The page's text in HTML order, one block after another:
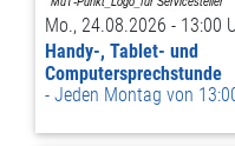
Mo., 24.08.2026 - 13:00
Handy-, Tablet- und
Computersprechstunde
Jeden Montag von